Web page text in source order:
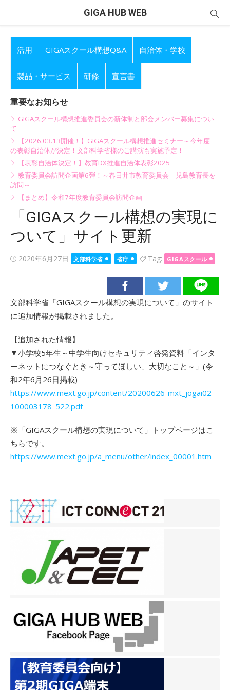
GIGA HUB WEB
活用 GIGAスクール構想Q&A 自治体・学校
製品・サービス 研修 宣言書
重要なお知らせ
GIGAスクール構想推進委員会の新体制と部会メンバー募集につい
て
【2026.03.13開催！】GIGAスクール構想推進セミナー～今年度
の表彰自治体が決定！文部科学省様のご講演も実施予定！
【表彰自治体決定！】教育DX推進自治体表彰2025
教育委員会訪問企画第6弾！～春日井市教育委員会 児島教育長を
訪問～
【まとめ】令和7年度教育委員会訪問企画
「GIGAスクール構想の実現に
ついて」サイト更新
Posted
2020年6月27日 文部科学省 省庁 Tag: GIGAスクール
文部科学省「GIGAスクール構想の実現について」のサイト
に追加情報が掲載されました。
【追加された情報】
▼小学校5年生～中学生向けセキュリティ啓発資料「インタ
ーネットにつなぐとき～守ってほしい、大切なこと～」(令
和2年6月26日掲載)
https://www.mext.go.jp/content/20200626-mxt_jogai02-
100003178_522.pdf
※「GIGAスクール構想の実現について」トップページはこ
ちらです。
https://www.mext.go.jp/a_menu/other/index_00001.htm